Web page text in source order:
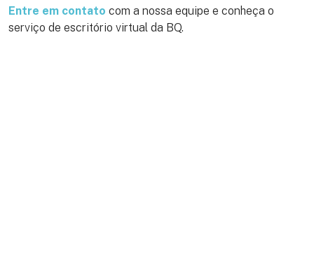
Entre em contato com a nossa equipe e conheça o
serviço de escritório virtual da BQ.